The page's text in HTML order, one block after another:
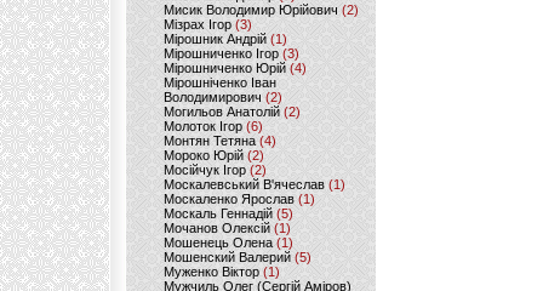
Мисик Володимир Юрійович(2)
Мізрах Ігор(3)
Мірошник Андрій(1)
Мірошниченко Ігор (3)
Мірошниченко Юрій(4)
Мірошніченко Іван
Володимирович (2)
Могильов Анатолій (2)
Молоток Ігор (6)
Монтян Тетяна (4)
Мороко Юрій(2)
Мосійчук Ігор (2)
Москалевський В'ячеслав (1)
Москаленко Ярослав (1)
Москаль Геннадій (5)
Мочанов Олексій(1)
Мошенець Олена(1)
Мошенский Валерий (5)
Муженко Віктор (1)
Мужчиль Олег (Сергій Аміров)